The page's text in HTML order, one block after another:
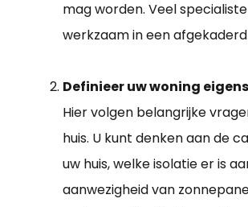
mag worden. Veel
werkzaam in een
Definieer uw woning
Hier volgen belangrijke
huis. U kunt denken aan de
uw huis, welke isolatie er is
aanwezigheid van